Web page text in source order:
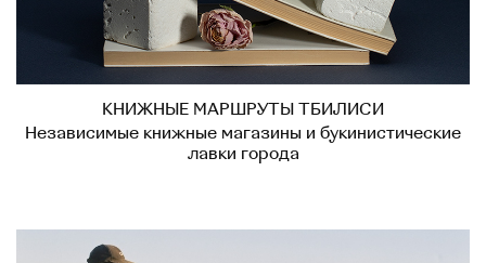
КНИЖНЫЕ МАРШРУТЫ ТБИЛИСИ
Независимые книжные магазины и букинистические
лавки города